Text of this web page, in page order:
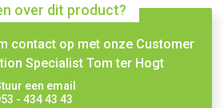
over dit product?
contact op met onze Customer
Specialist Tom ter Hogt
een email
- 434 43 43